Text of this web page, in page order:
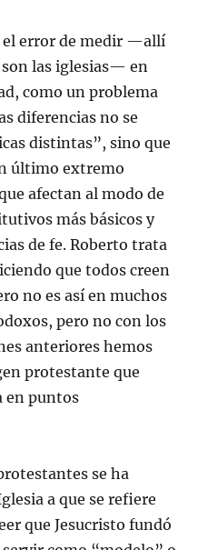
el error de medir —allí
son las iglesias— en
como un problema
diferencias no se
distintas”, sino que
último extremo
afectan al modo de
más básicos y
de fe. Roberto trata
que todos creen
no es así en muchos
pero no con los
anteriores hemos
protestante que
en puntos
se ha
a que se refiere
que Jesucristo fundó